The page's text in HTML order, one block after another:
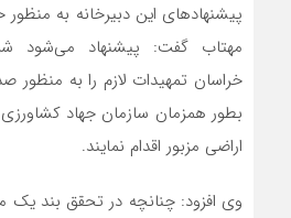
پیشنهادهای این دبیرخانه به
مهتاب گفت: پیشنهاد می‌شود
خراسان تمهیدات لازم را به منظور
بطور همزمان سازمان جهاد
اراضی مزبور اقدام نمایند.
وی افزود: چنانچه در تحقق بند